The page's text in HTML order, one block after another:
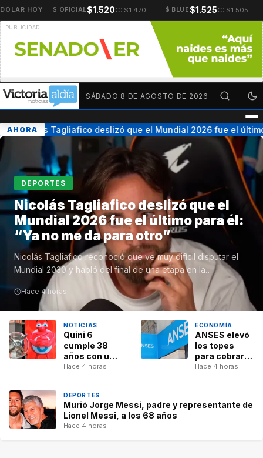
DÓLAR HOY $ OFICIAL$1.520C: $1.470 $ BLUE$1.525C: $1.505
SÁBADO 8 DE AGOSTO DE 2026
AHORA
Nicolás Tagliafico deslizó que el Mundial 2026 fue el último
DEPORTES
Nicolás Tagliafico deslizó que el
Mundial 2026 fue el último para él:
“Ya no me da para otro”
Nicolás Tagliafico reconoció que ve muy difícil disputar el
Mundial 2030 y habló del final de una etapa en la…
Hace 4 horas
NOTICIAS
Quini 6
cumple 38
años con un
pozo récord
Hace 4 horas
ECONOMÍA
ANSES elevó
los topes
para cobrar
las
límites
Hace 4 horas
DEPORTES
Murió Jorge Messi, padre y representante de
Lionel Messi, a los 68 años
Hace 4 horas